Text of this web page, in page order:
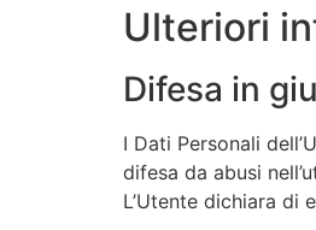
Ulteriori
Difesa in
I Dati Personali
difesa da abusi
L’Utente dichiara di